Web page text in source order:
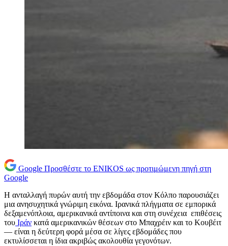
Google Προσθέστε το ENIKOS ως προτιμώμενη πηγή στη
Google
Η ανταλλαγή πυρών αυτή την εβδομάδα στον Κόλπο παρουσιάζει
μια ανησυχητικά γνώριμη εικόνα. Ιρανικά πλήγματα σε εμπορικά
δεξαμενόπλοια, αμερικανικά αντίποινα και στη συνέχεια επιθέσεις
του Ιράν κατά αμερικανικών θέσεων στο Μπαχρέιν και το Κουβέιτ
— είναι η δεύτερη φορά μέσα σε λίγες εβδομάδες που
εκτυλίσσεται η ίδια ακριβώς ακολουθία γεγονότων.